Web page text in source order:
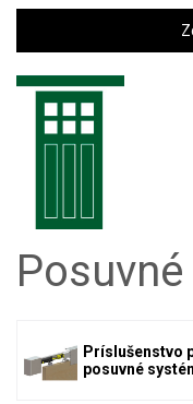
Príslušenstvo
posuvné